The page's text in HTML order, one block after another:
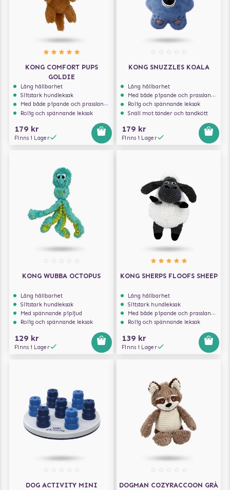
KONG COMFORT PUPS
GOLDIE
Lång hållbarhet
Slitstark hundleksak
Med både pipande och prasslande ljud
Rolig och spännande leksak
179 kr
Finns i Lager
KONG SNUZZLES KOALA
Lång hållbarhet
Med både pipande och prasslande ljud
Rolig och spännande leksak
Snäll mot tänder och tandkött
179 kr
Finns i Lager
KONG WUBBA OCTOPUS
Lång hållbarhet
Slitstark hundleksak
Med spännande pipljud
Rolig och spännande leksak
129 kr
Finns i Lager
KONG SHERPS FLOOFS SHEEP
Lång hållbarhet
Slitstark hundleksak
Med både pipande och prasslande ljud
Rolig och spännande leksak
139 kr
Finns i Lager
DOG ACTIVITY MINI
DOGMAN COZYRACCOON GRÅ